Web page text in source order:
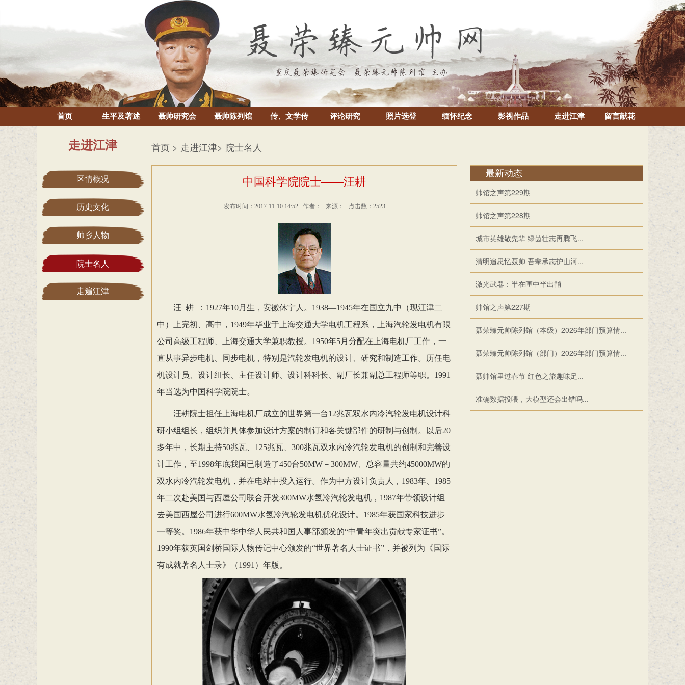
首页 生平及著述 聂帅研究会 聂帅陈列馆 传、文学传 评论研究 照片选登 缅怀纪念 影视作品 走进江津 留言献花
走进江津
区情概况
历史文化
帅乡人物
院士名人
走遍江津
首页 > 走进江津> 院士名人
中国科学院院士——汪耕
发布时间：2017-11-10 14:52 作者： 来源： 点击数：2523
汪 耕 ：1927年10月生，安徽休宁人。1938—1945年在国立九中（现江津二
中）上完初、高中，1949年毕业于上海交通大学电机工程系，上海汽轮发电机有限
公司高级工程师、上海交通大学兼职教授。1950年5月分配在上海电机厂工作，一
直从事异步电机、同步电机，特别是汽轮发电机的设计、研究和制造工作。历任电
机设计员、设计组长、主任设计师、设计科科长、副厂长兼副总工程师等职。1991
年当选为中国科学院院士。
汪耕院士担任上海电机厂成立的世界第一台12兆瓦双水内冷汽轮发电机设计科
研小组组长，组织并具体参加设计方案的制订和各关键部件的研制与创制。以后20
多年中，长期主持50兆瓦、125兆瓦、300兆瓦双水内冷汽轮发电机的创制和完善设
计工作，至1998年底我国已制造了450台50MW－300MW、总容量共约45000MW的
双水内冷汽轮发电机，并在电站中投入运行。作为中方设计负责人，1983年、1985
年二次赴美国与西屋公司联合开发300MW水氢冷汽轮发电机，1987年带领设计组
去美国西屋公司进行600MW水氢冷汽轮发电机优化设计。1985年获国家科技进步
一等奖。1986年获中华中华人民共和国人事部颁发的“中青年突出贡献专家证书”。
1990年获英国剑桥国际人物传记中心颁发的“世界著名人士证书”，并被列为《国际
有成就著名人士录》（1991）年版。
最新动态
帅馆之声第229期
帅馆之声第228期
城市英雄敬先辈 绿茵壮志再腾飞...
清明追思忆聂帅 吾辈承志护山河...
激光武器：半在匣中半出鞘
帅馆之声第227期
聂荣臻元帅陈列馆（本级）2026年部门预算情...
聂荣臻元帅陈列馆（部门）2026年部门预算情...
聂帅馆里过春节 红色之旅趣味足...
准确数据投喂，大模型还会出错吗...